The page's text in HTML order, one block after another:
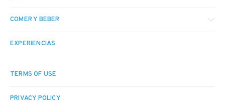
COMER Y BEBER
EXPERIENCIAS
TERMS OF USE
PRIVACY POLICY